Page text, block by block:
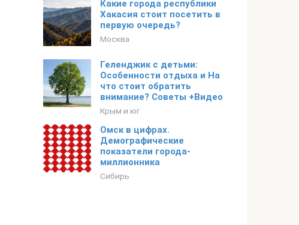
Какие города республики
Хакасия стоит посетить в
первую очередь?
Москва
Геленджик с детьми:
Особенности отдыха и На
что стоит обратить
внимание? Советы +Видео
Крым и юг
Омск в цифрах.
Демографические
показатели города-
миллионника
Сибирь